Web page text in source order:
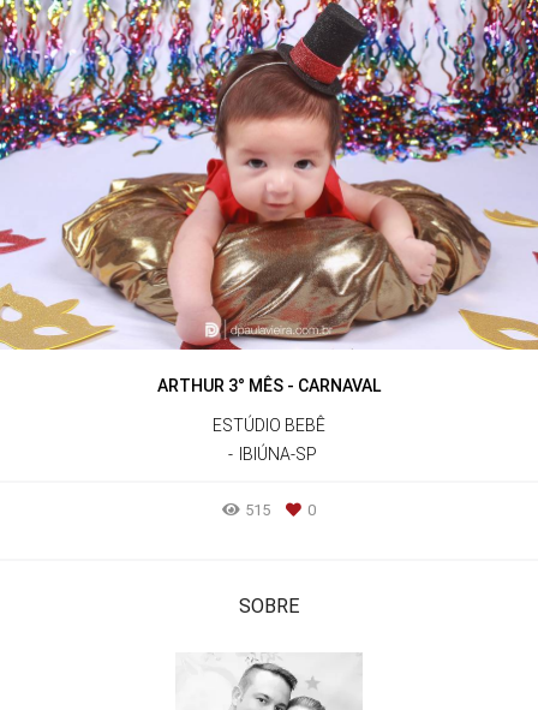
ARTHUR 3° MÊS - CARNAVAL
ESTÚDIO BEBÊ
IBIÚNA-SP
515 0
SOBRE